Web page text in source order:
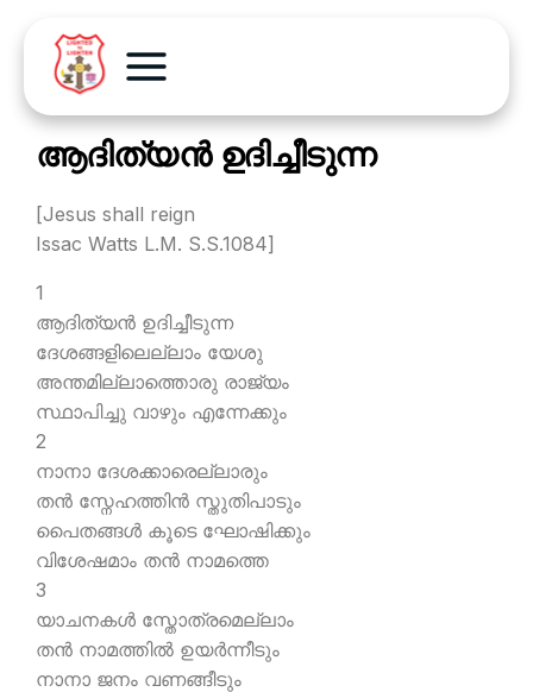
ആദിത്യന്‍ ഉദിച്ചീടുന്ന
[Jesus shall reign
Issac Watts L.M. S.S.1084]
1
ആദിത്യന്‍ ഉദിച്ചീടുന്ന
ദേശങ്ങളിലെല്ലാം യേശു
അന്തമില്ലാത്തൊരു രാജ്യം
സ്ഥാപിച്ചു വാഴും എന്നേക്കും
2
നാനാ ദേശക്കാരെല്ലാരും
തന്‍ സ്നേഹത്തിന്‍ സ്തുതിപാടും
പൈതങ്ങള്‍ കൂടെ ഘോഷിക്കും
വിശേഷമാം തന്‍ നാമത്തെ
3
യാചനകള്‍ സ്തോത്രമെല്ലാം
തന്‍ നാമത്തില്‍ ഉയര്‍ന്നീടും
നാനാ ജനം വണങ്ങീടും